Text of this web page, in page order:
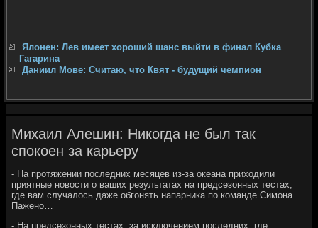
Ялонен: Лев имеет хороший шанс выйти в финал Кубка
Гагарина
Даниил Мове: Считаю, что Квят - будущий чемпион
Михаил Алешин: Никогда не был так
спокоен за карьеру
- На протяжении последних месяцев из-за океана приходили
приятные новости о ваших результатах на предсезонных тестах,
где вам случалось даже обгонять напарника по команде Симона
Пажено…
- На предсезонных тестах, за исключением последних, где